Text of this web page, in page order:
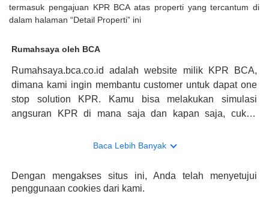
termasuk pengajuan KPR BCA atas properti yang tercantum di
dalam halaman “Detail Properti” ini
Rumahsaya oleh BCA
Rumahsaya.bca.co.id adalah website milik KPR BCA,
dimana kami ingin membantu customer untuk dapat one
stop solution KPR. Kamu bisa melakukan simulasi
angsuran KPR di mana saja dan kapan saja, cukup
konsultasi mengenai KPR, maka ada layanan live chat
memberikan keuntungan yang berlipat, persyaratan
pengajuan KPR BCA juga sangat mudah, kamu bisa cek
Baca Lebih Banyak
Dengan mengakses situs ini, Anda telah menyetujui
penggunaan cookies dari kami.